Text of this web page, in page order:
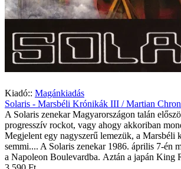
Kiadó:: Magánkiadás
Solaris - Marsbéli Krónikák III / Martian
A Solaris zenekar Magyarországon talán
progresszív rockot, vagy ahogy akkoriban
Megjelent egy nagyszerű lemezük, a Marsbéli
semmi.... A Solaris zenekar 1986. április 7-én
a Napoleon Boulevardba. Aztán a japán King